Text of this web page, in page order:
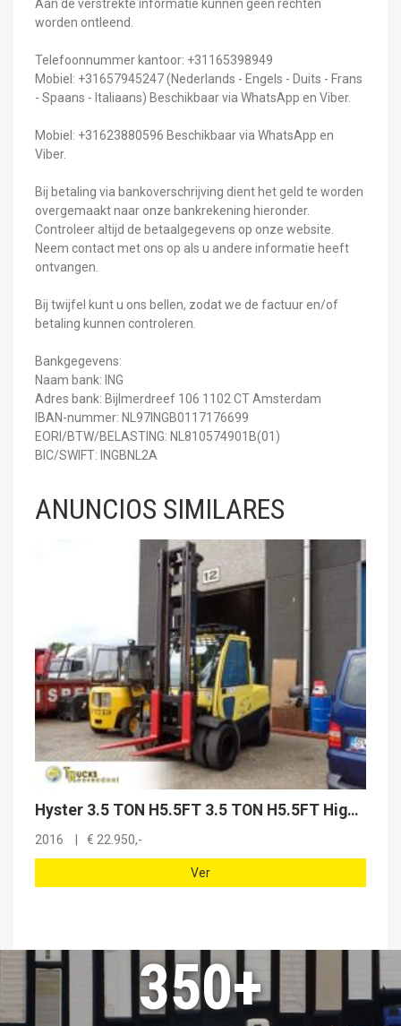
Aan de verstrekte informatie kunnen geen rechten
worden ontleend.
Telefoonnummer kantoor: +31165398949
Mobiel: +31657945247 (Nederlands - Engels - Duits - Frans
- Spaans - Italiaans) Beschikbaar via WhatsApp en Viber.
Mobiel: +31623880596 Beschikbaar via WhatsApp en
Viber.
Bij betaling via bankoverschrijving dient het geld te worden
overgemaakt naar onze bankrekening hieronder.
Controleer altijd de betaalgegevens op onze website.
Neem contact met ons op als u andere informatie heeft
ontvangen.
Bij twijfel kunt u ons bellen, zodat we de factuur en/of
betaling kunnen controleren.
Bankgegevens:
Naam bank: ING
Adres bank: Bijlmerdreef 106 1102 CT Amsterdam
IBAN-nummer: NL97INGB0117176699
EORI/BTW/BELASTING: NL810574901B(01)
BIC/SWIFT: INGBNL2A
ANUNCIOS SIMILARES
Hyster 3.5 TON H5.5FT 3.5 TON H5.5FT High lift
2016 € 22.950,-
Ver
350+